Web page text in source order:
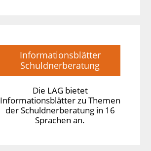
Informationsblätter
Schuldnerberatung
Die LAG bietet
Informationsblätter zu Themen
der Schuldnerberatung in 16
Sprachen an.